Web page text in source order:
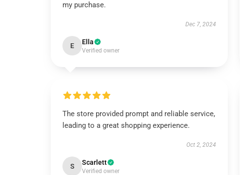
my purchase.
Dec 7, 2024
E Ella
Verified owner
The store provided prompt and reliable service,
leading to a great shopping experience.
Oct 2, 2024
S Scarlett
Verified owner